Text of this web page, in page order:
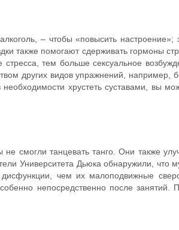
– чтобы «повысить настроение»;
также помогают сдерживать гормоны
тем больше сексуальное
других видов упражнений, например,
хрустеть суставами, вы
смогли танцевать танго. Они также
Университета Дьюка обнаружили,
чем их малоподвижные
непосредственно после занятий.